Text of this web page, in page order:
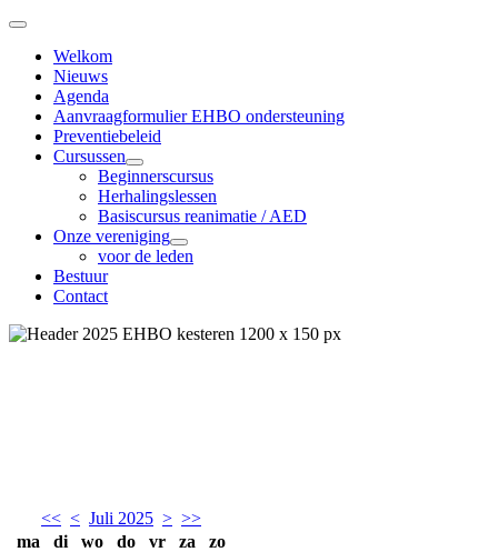
Welkom
Nieuws
Agenda
Aanvraagformulier EHBO ondersteuning
Preventiebeleid
Cursussen
Beginnerscursus
Herhalingslessen
Basiscursus reanimatie / AED
Onze vereniging
voor de leden
Bestuur
Contact
<< < Juli 2025 > >>
ma
di wo do vr za
zo